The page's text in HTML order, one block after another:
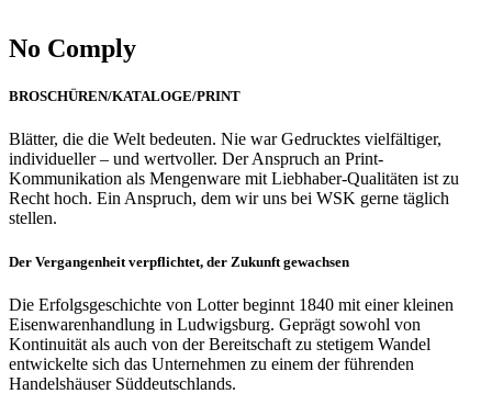
No Comply
BROSCHÜREN/KATALOGE/PRINT
Blätter, die die Welt bedeuten. Nie war Gedrucktes vielfältiger,
individueller – und wertvoller. Der Anspruch an Print-
Kommunikation als Mengenware mit Liebhaber-Qualitäten ist zu
Recht hoch. Ein Anspruch, dem wir uns bei WSK gerne täglich
stellen.
Der Vergangenheit verpflichtet, der Zukunft gewachsen
Die Erfolgsgeschichte von Lotter beginnt 1840 mit einer kleinen
Eisenwarenhandlung in Ludwigsburg. Geprägt sowohl von
Kontinuität als auch von der Bereitschaft zu stetigem Wandel
entwickelte sich das Unternehmen zu einem der führenden
Handelshäuser Süddeutschlands.